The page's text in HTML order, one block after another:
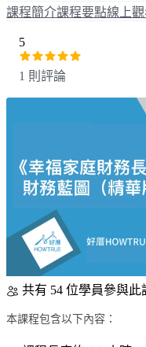
課程簡介課程要點線上
5
1 則評論
共有 54 位學員參與此
本課程包含以下內容：